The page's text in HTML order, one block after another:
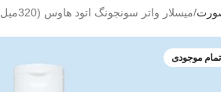
میسلار واتر سونجونگ اتود هاوس (320میل)
اتمام موجودی